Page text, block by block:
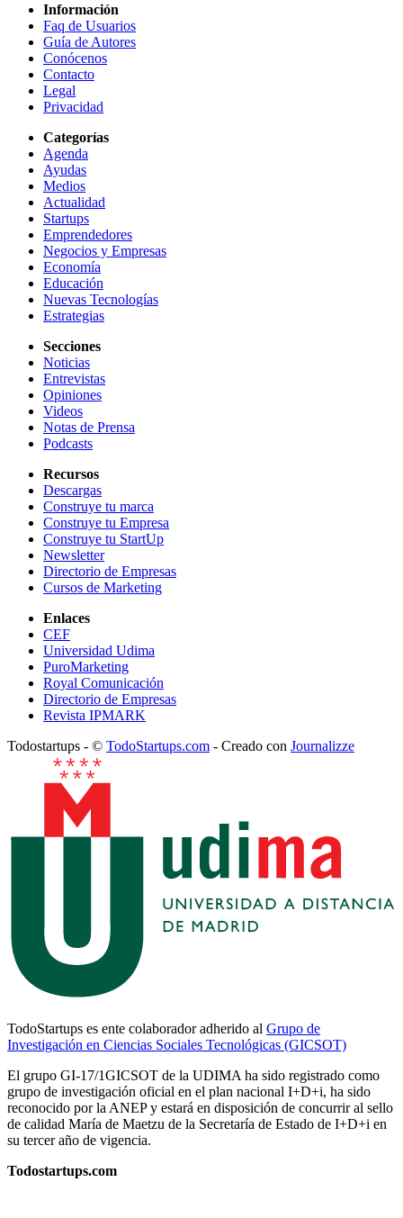
Información
Faq de Usuarios
Guía de Autores
Conócenos
Contacto
Legal
Privacidad
Categorías
Agenda
Ayudas
Medios
Actualidad
Startups
Emprendedores
Negocios y Empresas
Economía
Educación
Nuevas Tecnologías
Estrategias
Secciones
Noticias
Entrevistas
Opiniones
Videos
Notas de Prensa
Podcasts
Recursos
Descargas
Construye tu marca
Construye tu Empresa
Construye tu StartUp
Newsletter
Directorio de Empresas
Cursos de Marketing
Enlaces
CEF
Universidad Udima
PuroMarketing
Royal Comunicación
Directorio de Empresas
Revista IPMARK
Todostartups - © TodoStartups.com - Creado con Journalizze
TodoStartups es ente colaborador adherido al Grupo de
Investigación en Ciencias Sociales Tecnológicas (GICSOT)
El grupo GI-17/1GICSOT de la UDIMA ha sido registrado como
grupo de investigación oficial en el plan nacional I+D+i, ha sido
reconocido por la ANEP y estará en disposición de concurrir al sello
de calidad María de Maetzu de la Secretaría de Estado de I+D+i en
su tercer año de vigencia.
Todostartups.com